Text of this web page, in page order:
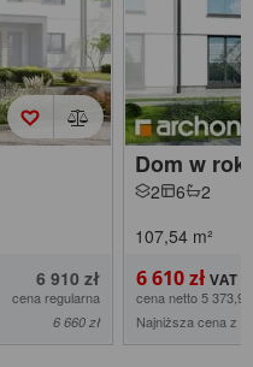
6 910 zł
cena regularna
6 660 zł
Dom w
2 6
2
107,54 m²
6 610 zł
cena netto 5 373,98
Najniższa cena z